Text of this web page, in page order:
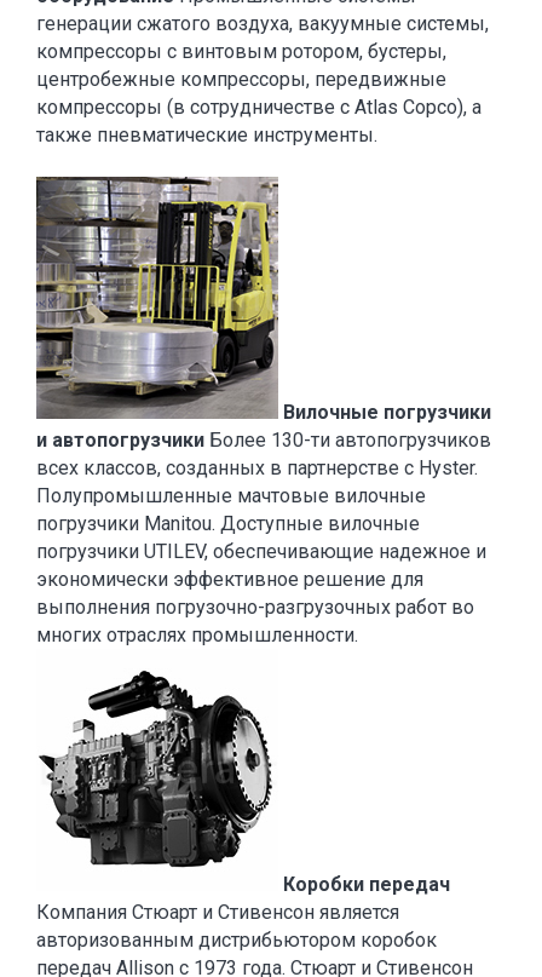
генерации сжатого воздуха, вакуумные системы,
компрессоры с винтовым ротором, бустеры,
центробежные компрессоры, передвижные
компрессоры (в сотрудничестве с Atlas Copco), а
также пневматические инструменты.
Вилочные погрузчики
и автопогрузчики Более 130-ти автопогрузчиков
всех классов, созданных в партнерстве с Hyster.
Полупромышленные мачтовые вилочные
погрузчики Manitou. Доступные вилочные
погрузчики UTILEV, обеспечивающие надежное и
экономически эффективное решение для
выполнения погрузочно-разгрузочных работ во
многих отраслях промышленности.
Коробки передач
Компания Стюарт и Стивенсон является
авторизованным дистрибьютором коробок
передач Allison с 1973 года. Стюарт и Стивенсон